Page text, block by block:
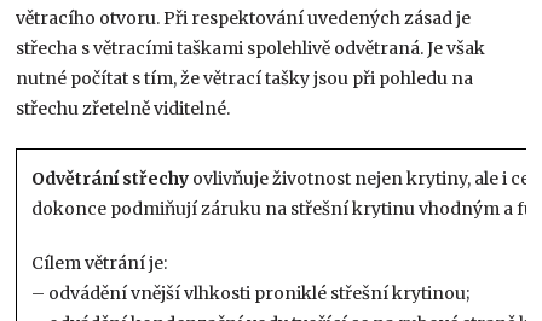
větracího otvoru. Při respektování uvedených zásad je
střecha s větracími taškami spolehlivě odvětraná. Je však
nutné počítat s tím, že větrací tašky jsou při pohledu na
střechu zřetelně viditelné.
Odvětrání střechy ovlivňuje životnost nejen krytiny, ale i
dokonce podmiňují záruku na střešní krytinu vhodným a
Cílem větrání je:
– odvádění vnější vlhkosti proniklé střešní krytinou;